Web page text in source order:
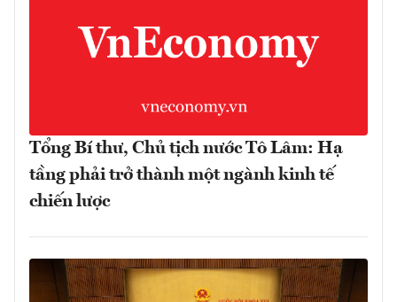
Tổng Bí thư, Chủ tịch nước Tô Lâm: Hạ
tầng phải trở thành một ngành kinh tế
chiến lược